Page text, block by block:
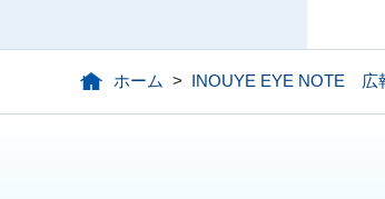
ホーム > INOUYE EYE NOTE 広